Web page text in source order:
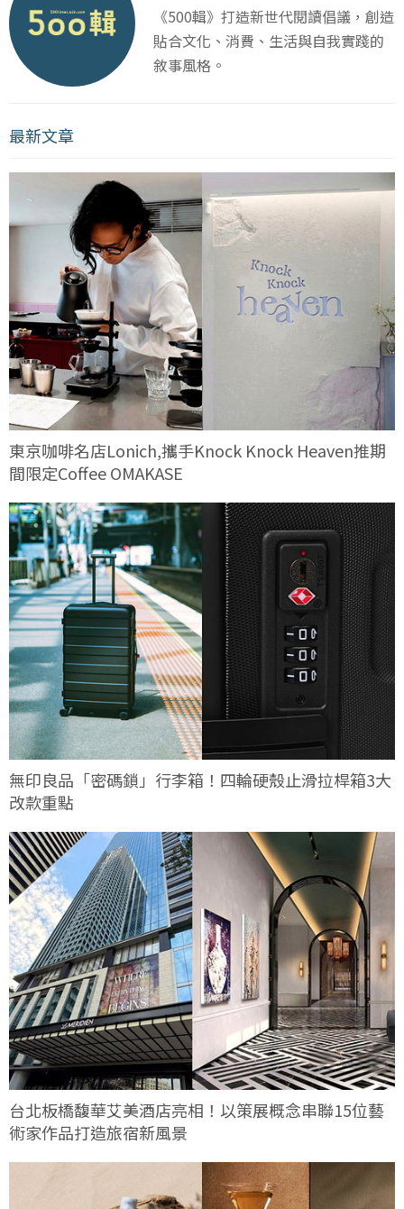
《500輯》打造新世代閱讀倡議，創造
貼合文化、消費、生活與自我實踐的
敘事風格。
最新文章
東京咖啡名店Lonich,攜手Knock Knock Heaven推期
間限定Coffee OMAKASE
無印良品「密碼鎖」行李箱！四輪硬殼止滑拉桿箱3大
改款重點
台北板橋馥華艾美酒店亮相！以策展概念串聯15位藝
術家作品打造旅宿新風景